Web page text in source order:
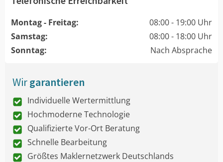
Montag - Freitag:
08:00 - 19:00 Uhr
Samstag:
08:00 - 18:00 Uhr
Sonntag:
Nach Absprache
Wirgarantieren
Individuelle Wertermittlung
Hochmoderne Technologie
Qualifizierte Vor-Ort Beratung
Schnelle Bearbeitung
Größtes Maklernetzwerk Deutschlands